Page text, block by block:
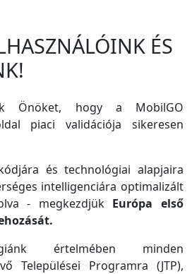
ÉS
Önöket, hogy a MobilGO
piaci validációja sikeresen
és technológiai alapjaira
intelligenciára optimalizált
- megkezdjük Európa első
értelmében minden
Települései Programra (JTP),